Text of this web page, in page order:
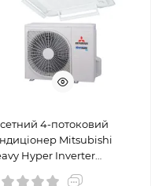
4-потоковий
Mitsubishi
Hyper Inverter